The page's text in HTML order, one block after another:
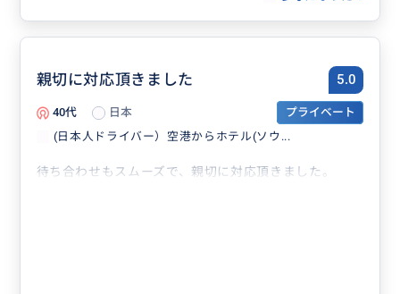
親切に対応頂きました 5.0
40代 日本
プライベート
(日本人ドライバー）空港からホテル(ソウ...
待ち合わせもスムーズで、親切に対応頂きました。